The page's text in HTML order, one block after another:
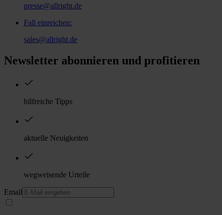
presse@allright.de
Fall einreichen:
sales@allright.de
Newsletter abonnieren und profitieren
hilfreiche Tipps
aktuelle Neuigkeiten
wegweisende Urteile
Email